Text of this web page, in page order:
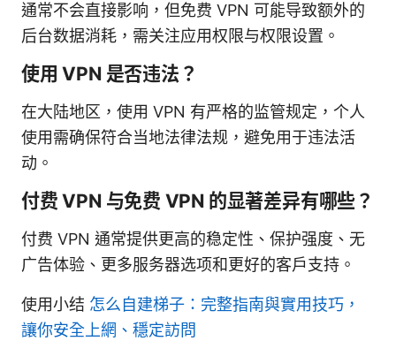
通常不会直接影响，但免费 VPN 可能导致额外的
后台数据消耗，需关注应用权限与权限设置。
使用 VPN 是否违法？
在大陆地区，使用 VPN 有严格的监管规定，个人
使用需确保符合当地法律法规，避免用于违法活
动。
付费 VPN 与免费 VPN 的显著差异有哪些？
付费 VPN 通常提供更高的稳定性、保护强度、无
广告体验、更多服务器选项和更好的客户支持。
使用小结 怎么自建梯子：完整指南與實用技巧，
讓你安全上網、穩定訪問